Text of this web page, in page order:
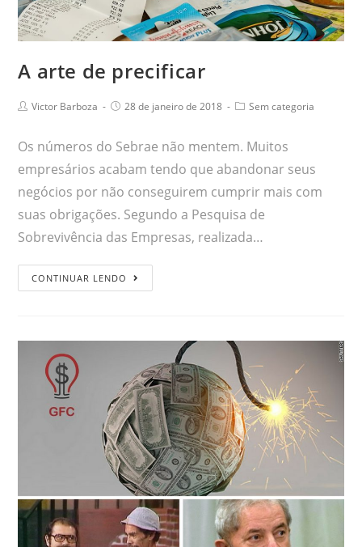
A arte de precificar
Victor Barboza 28 de janeiro de 2018 Sem categoria
Os números do Sebrae não mentem. Muitos
empresários acabam tendo que abandonar seus
negócios por não conseguirem cumprir mais com
suas obrigações. Segundo a Pesquisa de
Sobrevivência das Empresas, realizada…
CONTINUAR LENDO